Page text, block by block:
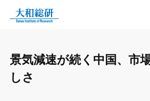
景気減速が続く中国、市
しさ